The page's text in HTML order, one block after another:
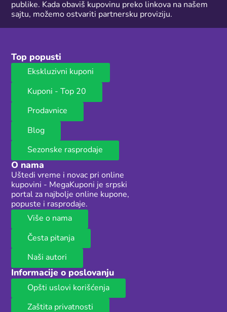
publike. Kada obaviš kupovinu preko linkova na našem
sajtu, možemo ostvariti partnersku proviziju.
Top popusti
Ekskluzivni kuponi
Kuponi - Top 20
Prodavnice
Blog
Sezonske rasprodaje
O nama
Uštedi vreme i novac pri online
kupovini - MegaKuponi je srpski
portal za najbolje online kupone,
popuste i rasprodaje.
Više o nama
Česta pitanja
Naši autori
Informacije o poslovanju
Opšti uslovi korišćenja
Zaštita privatnosti